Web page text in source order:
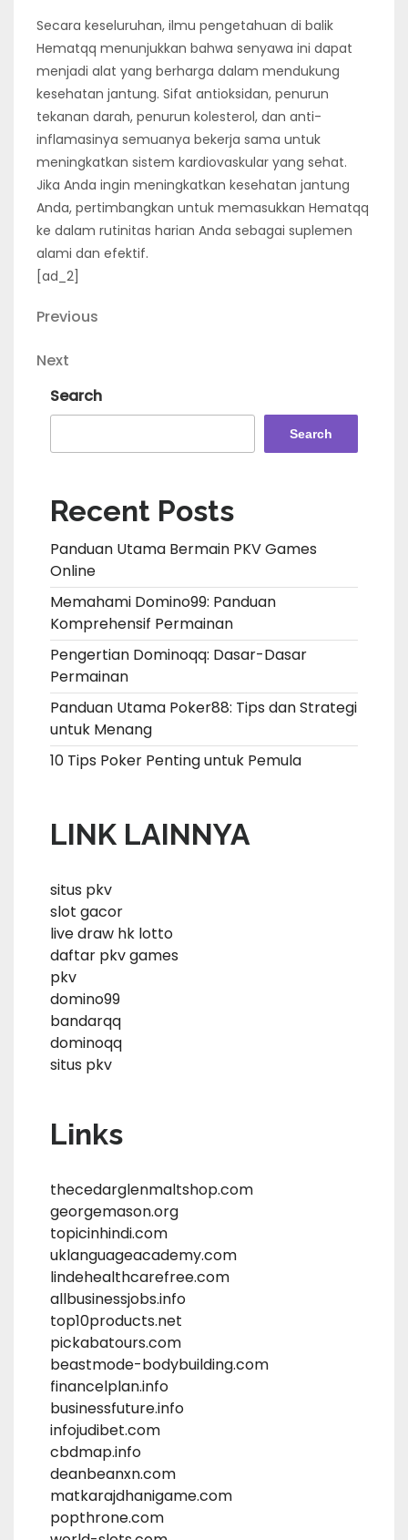
Secara keseluruhan, ilmu pengetahuan di balik
Hematqq menunjukkan bahwa senyawa ini dapat
menjadi alat yang berharga dalam mendukung
kesehatan jantung. Sifat antioksidan, penurun
tekanan darah, penurun kolesterol, dan anti-
inflamasinya semuanya bekerja sama untuk
meningkatkan sistem kardiovaskular yang sehat.
Jika Anda ingin meningkatkan kesehatan jantung
Anda, pertimbangkan untuk memasukkan Hematqq
ke dalam rutinitas harian Anda sebagai suplemen
alami dan efektif.
[ad_2]
Post
navigation
Previous
Previous
Next
Next
Search
Search
Recent Posts
Panduan Utama Bermain PKV Games
Online
Memahami Domino99: Panduan
Komprehensif Permainan
Pengertian Dominoqq: Dasar-Dasar
Permainan
Panduan Utama Poker88: Tips dan Strategi
untuk Menang
10 Tips Poker Penting untuk Pemula
LINK LAINNYA
situs pkv
slot gacor
live draw hk lotto
daftar pkv games
pkv
domino99
bandarqq
dominoqq
situs pkv
Links
thecedarglenmaltshop.com
georgemason.org
topicinhindi.com
uklanguageacademy.com
lindehealthcarefree.com
allbusinessjobs.info
top10products.net
pickabatours.com
beastmode-bodybuilding.com
financelplan.info
businessfuture.info
infojudibet.com
cbdmap.info
deanbeanxn.com
matkarajdhanigame.com
popthrone.com